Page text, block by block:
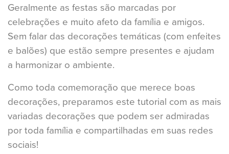
Geralmente as festas são marcadas por
celebrações e muito afeto da família e amigos.
Sem falar das decorações temáticas (com enfeites
e balões) que estão sempre presentes e ajudam
a harmonizar o ambiente.
Como toda comemoração que merece boas
decorações, preparamos este tutorial com as mais
variadas decorações que podem ser admiradas
por toda família e compartilhadas em suas redes
sociais!